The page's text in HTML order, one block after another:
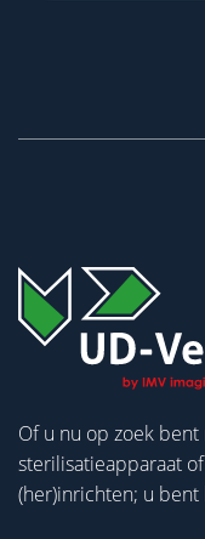
Of u nu op zoek
sterilisatieapparaat
(her)inrichten; u bent